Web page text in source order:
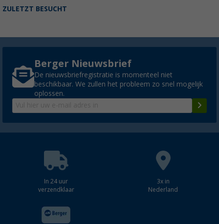
ZULETZT BESUCHT
Berger Nieuwsbrief
De nieuwsbriefregistratie is momenteel niet
beschikbaar. We zullen het probleem zo snel mogelijk
oplossen.
In 24 uur
verzendklaar
3x in
Nederland